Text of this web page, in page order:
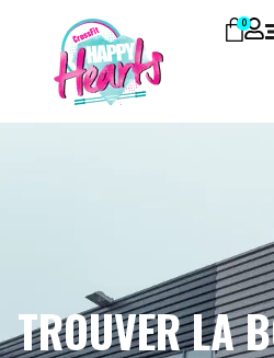
0
TROUVER LA